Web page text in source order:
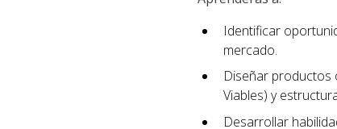
Identificar
mercado.
Diseñar productos
Viables) y
Desarrollar